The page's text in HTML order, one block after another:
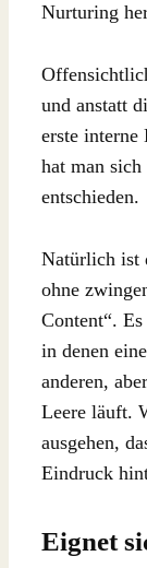
Nurturing
und anstatt
erste
hat man
entschieden.
Natürlich ist
ohne
Content“.
in denen
anderen,
Leere läuft.
ausgehen,
Eindruck
Eignet